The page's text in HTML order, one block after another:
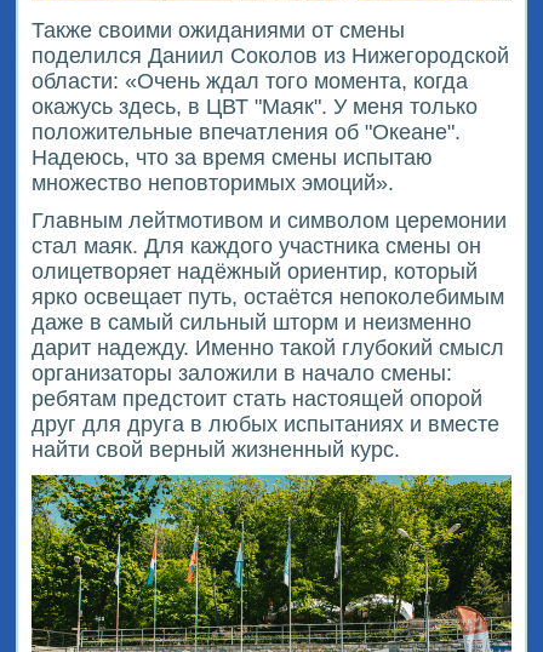
Также своими ожиданиями от смены
поделился Даниил Соколов из Нижегородской
области: «Очень ждал того момента, когда
окажусь здесь, в ЦВТ "Маяк". У меня только
положительные впечатления об "Океане".
Надеюсь, что за время смены испытаю
множество неповторимых эмоций».
Главным лейтмотивом и символом церемонии
стал маяк. Для каждого участника смены он
олицетворяет надёжный ориентир, который
ярко освещает путь, остаётся непоколебимым
даже в самый сильный шторм и неизменно
дарит надежду. Именно такой глубокий смысл
организаторы заложили в начало смены:
ребятам предстоит стать настоящей опорой
друг для друга в любых испытаниях и вместе
найти свой верный жизненный курс.